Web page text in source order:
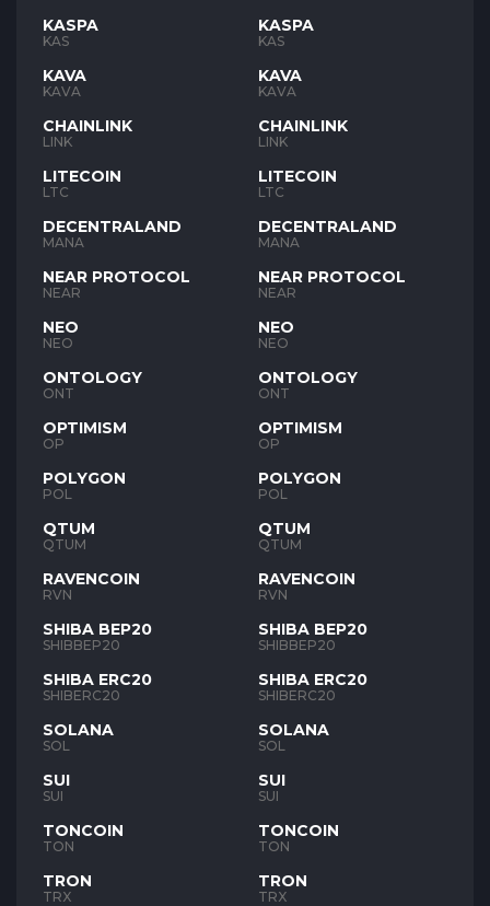
KASPA
KAS
KAVA
KAVA
CHAINLINK
LINK
LITECOIN
LTC
DECENTRALAND
MANA
NEAR PROTOCOL
NEAR
NEO
NEO
ONTOLOGY
ONT
OPTIMISM
OP
POLYGON
POL
QTUM
QTUM
RAVENCOIN
RVN
SHIBA BEP20
SHIBBEP20
SHIBA ERC20
SHIBERC20
SOLANA
SOL
SUI
SUI
TONCOIN
TON
TRON
TRX
KASPA
KAS
KAVA
KAVA
CHAINLINK
LINK
LITECOIN
LTC
DECENTRALAND
MANA
NEAR PROTOCOL
NEAR
NEO
NEO
ONTOLOGY
ONT
OPTIMISM
OP
POLYGON
POL
QTUM
QTUM
RAVENCOIN
RVN
SHIBA BEP20
SHIBBEP20
SHIBA ERC20
SHIBERC20
SOLANA
SOL
SUI
SUI
TONCOIN
TON
TRON
TRX